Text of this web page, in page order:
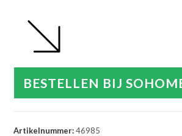
BESTELLEN BIJ
Artikelnummer:46985